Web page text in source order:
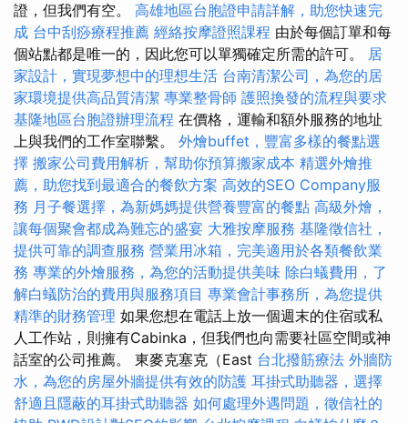
證，但我們有空。 高雄地區台胞證申請詳解，助您快速完
成 台中刮痧療程推薦 經絡按摩證照課程 由於每個訂單和每
個站點都是唯一的，因此您可以單獨確定所需的許可。 居
家設計，實現夢想中的理想生活 台南清潔公司，為您的居
家環境提供高品質清潔 專業整骨師 護照換發的流程與要求
基隆地區台胞證辦理流程 在價格，運輸和額外服務的地址
上與我們的工作室聯繫。 外燴buffet，豐富多樣的餐點選
擇 搬家公司費用解析，幫助你預算搬家成本 精選外燴推
薦，助您找到最適合的餐飲方案 高效的SEO Company服
務 月子餐選擇，為新媽媽提供營養豐富的餐點 高級外燴，
讓每個聚會都成為難忘的盛宴 大雅按摩服務 基隆徵信社，
提供可靠的調查服務 營業用冰箱，完美適用於各類餐飲業
務 專業的外燴服務，為您的活動提供美味 除白蟻費用，了
解白蟻防治的費用與服務項目 專業會計事務所，為您提供
精準的財務管理 如果您想在電話上放一個週末的住宿或私
人工作站，則擁有Cabinka，但我們也向需要社區空間或神
話室的公司推薦。 東麥克塞克（East 台北撥筋療法 外牆防
水，為您的房屋外牆提供有效的防護 耳掛式助聽器，選擇
舒適且隱蔽的耳掛式助聽器 如何處理外遇問題，徵信社的